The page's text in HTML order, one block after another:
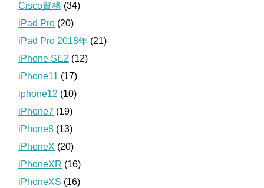
Cisco資格 (34)
iPad Pro (20)
iPad Pro 2018年 (21)
iPhone SE2 (12)
iPhone11 (17)
iphone12 (10)
iPhone7 (19)
iPhone8 (13)
iPhoneX (20)
iPhoneXR (16)
iPhoneXS (16)